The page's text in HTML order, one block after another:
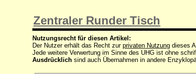
Zentraler Runder Tisch
Nutzungsrecht für diesen Artikel:
Der Nutzer erhält das Recht zurprivaten Nutzung dieses
Jede weitere Verwertung im Sinne des UHG ist ohne
Ausdrücklich sind auch Übernahmen in andere